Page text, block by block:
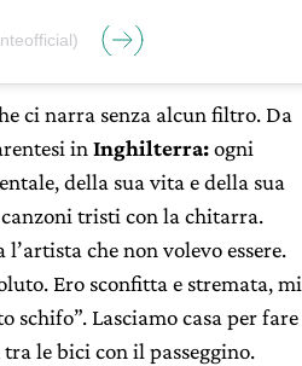
ci narra senza alcun filtro. Da
in Inghilterra:ogni
della sua vita e della sua
tristi con la chitarra.
che non volevo essere.
Ero sconfitta e stremata, mi
schifo”. Lasciamo casa per fare
le bici con il passeggino.